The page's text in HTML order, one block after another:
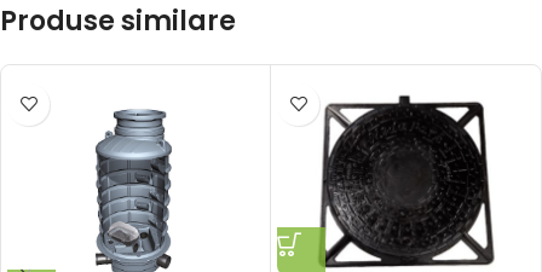
Produse similare